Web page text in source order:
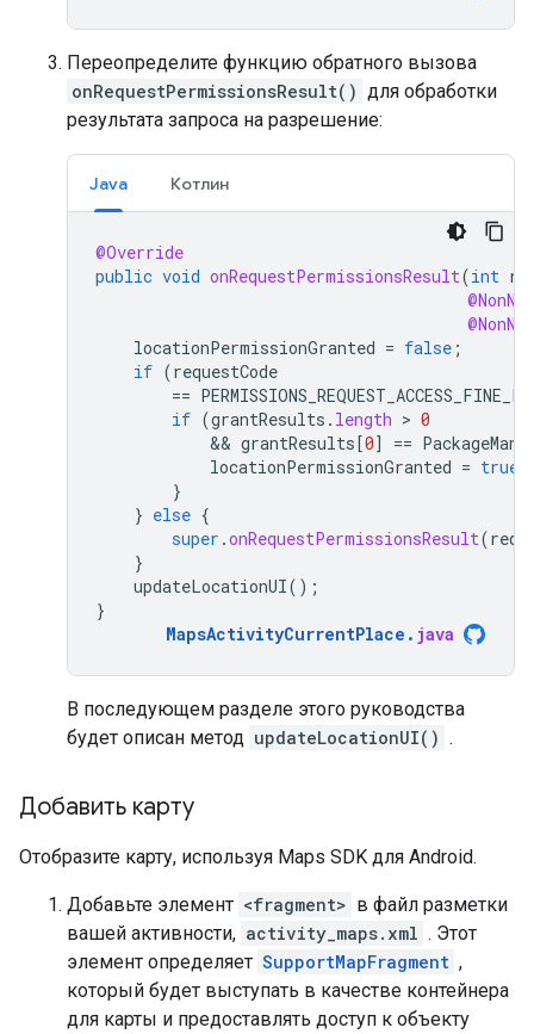
Переопределите функцию обратного вызова
onRequestPermissionsResult() для обработки
результата запроса на разрешение:
Java Котлин
@Override
public void onRequestPermissionsResult(int
locationPermissionGranted = false ;
if (requestCode
==
if (grantResults . length > 0
            &&
grantResults[0] ==
locationPermissionGranted = true
}
} else {
super .onRequestPermissionsResult(
}
updateLocationUI();
}
MapsActivityCurrentPlace . java
В последующем разделе этого руководства
будет описан метод updateLocationUI() .
Добавить карту
Отобразите карту, используя Maps SDK для Android.
Добавьте элемент <fragment> в файл разметки
вашей активности, activity_maps.xml . Этот
элемент определяет SupportMapFragment ,
который будет выступать в качестве контейнера
для карты и предоставлять доступ к объекту